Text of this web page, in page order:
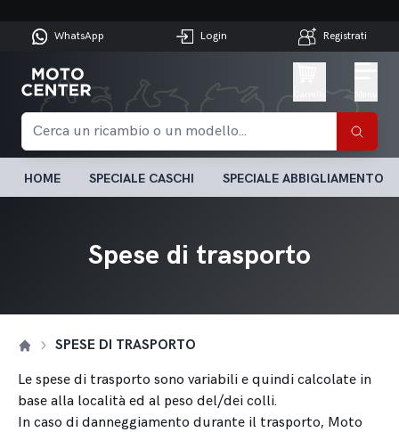
WhatsApp Login Registrati
HOME SPECIALE CASCHI SPECIALE ABBIGLIAMENTO
Spese di trasporto
SPESE DI TRASPORTO
Le spese di trasporto sono variabili e quindi calcolate in
base alla località ed al peso del/dei colli.
In caso di danneggiamento durante il trasporto, Moto